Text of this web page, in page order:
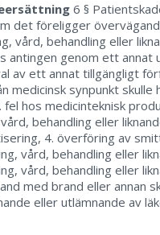
6 §
det föreligger
vård, behandling eller
antingen genom ett annat
av ett annat tillgängligt
medicinsk synpunkt
hos medicinteknisk
behandling eller
4. överföring av
vård, behandling eller
vård, behandling eller
med brand eller annan
eller utlämnande av